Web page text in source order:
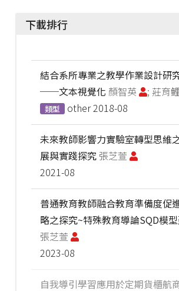
下載排行
結合系所專業之教學作業設計研
──文本視覺化 顏智英 ; 莊育
類型 other2018-08
未來教師影響力實驗室轉型思維
展與實踐探究 張芝萱
2021-08
普通教育教師融合教育準備度促
略之探究~特殊教育導論SQD模
張芝萱
2023-08
自我導引學習應用於定期貨櫃航